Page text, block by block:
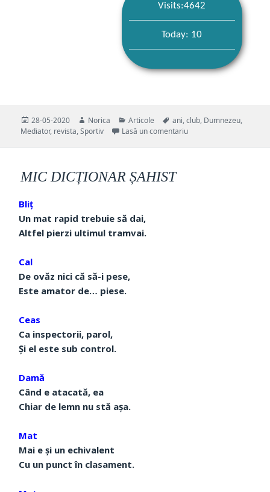
Visits:4642
Today: 10
Publicat
pe
28-05-2020 Autor
Norica Categorii
Articole Etichete
ani,club, Dumnezeu,
Mediator, revista,Sportiv Lasă un comentariula 20 de ani de
MIC DICȚIONAR ȘAHIST
Bliț
Un mat rapid trebuie să dai,
Altfel pierzi ultimul tramvai.
Cal
De ovăz nici că să-i pese,
Este amator de… piese.
Ceas
Ca inspectorii, parol,
Și el este sub control.
Damă
Când e atacată, ea
Chiar de lemn nu stă așa.
Mat
Mai e și un echivalent
Cu un punct în clasament.